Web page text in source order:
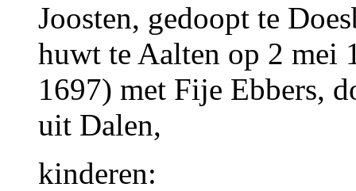
Joosten, gedoopt te
huwt te Aalten op 2 mei
1697) met Fije Ebbers,
uit Dalen,
kinderen: